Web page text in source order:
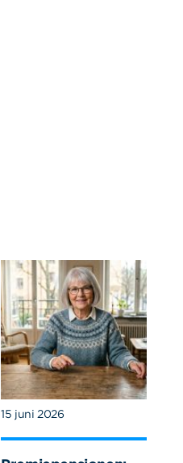
15 juni 2026